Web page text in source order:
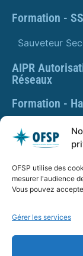
OFSP utilise des
mesurer l'audience
Vous pouvez
Gérer les services
Formation -
Sauveteur
AIPR
Réseaux
Formation -
Formation -
Formation
PLAQUETTE
Numéro de